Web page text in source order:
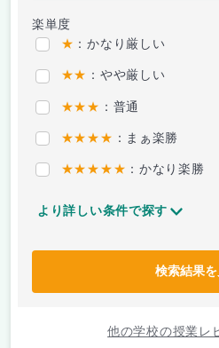
楽単度
★ ：かなり厳しい
★★ ：やや厳しい
★★★ ：普通
★★★★ ：まぁ楽勝
★★★★★ ：かなり楽勝
より詳しい条件で探す
検索結果
他の学校の授業レ